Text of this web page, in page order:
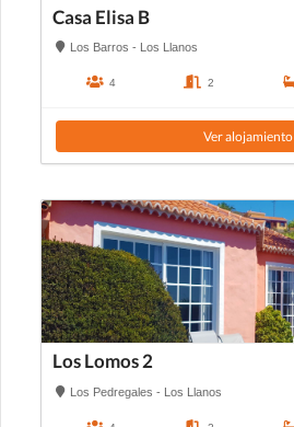
Casa Elisa B
Los Barros - Los Llanos
4 2
Ver alojamiento
Los Lomos 2
Los Pedregales - Los Llanos